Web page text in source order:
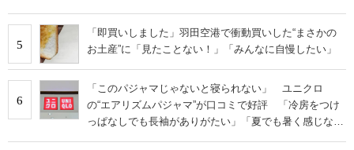
5
「即買いしました」羽田空港で衝動買いした“まさかの
お土産”に「見たことない！」「みんなに自慢したい」
6
「このパジャマじゃないと寝られない」 ユニクロ
の“エアリズムパジャマ”が口コミで好評 「冷房をつけ
っぱなしでも長袖がありがたい」「夏でも暑く感じな